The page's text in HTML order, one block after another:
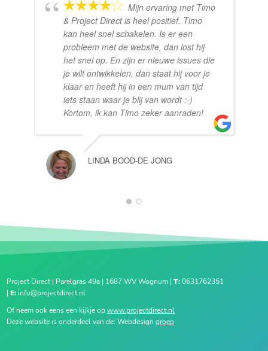
Mijn ervaring met Timo
& Project Direct is heel positief. Timo
kan heel snel schakelen. Is er een
probleem met de website, dan lost hij
het snel op. En zijn er nieuwe issues die
je wilt ontwikkelen, dan staat hij voor je
klaar en heeft hij in een mum van tijd
iets staan waar je blij van wordt :-)
Kortom, ik kan Timo zeker aanraden!
LINDA BOOD-DE JONG
1 2
Project Direct | Parelgras 49a | 1687 WV Wognum |T:0631762351
| E: info@projectdirect.nl
Of neem ook eens een kijkje opwww.projectdirect.nl
Deze website is onderdeel van de: Webdesigngroep